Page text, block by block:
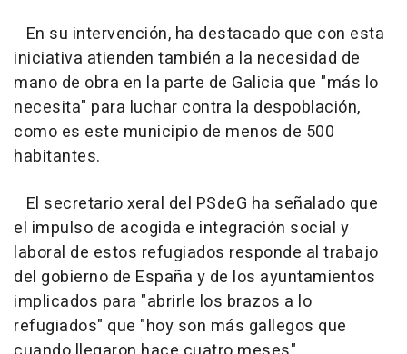
En su intervención, ha destacado que con esta
iniciativa atienden también a la necesidad de
mano de obra en la parte de Galicia que "más lo
necesita" para luchar contra la despoblación,
como es este municipio de menos de 500
habitantes.
El secretario xeral del PSdeG ha señalado que
el impulso de acogida e integración social y
laboral de estos refugiados responde al trabajo
del gobierno de España y de los ayuntamientos
implicados para "abrirle los brazos a lo
refugiados" que "hoy son más gallegos que